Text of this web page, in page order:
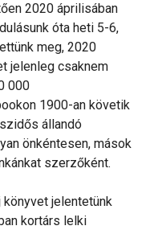
2020 áprilisában
óta heti 5-6,
meg, 2020
jelenleg csaknem
000
1900-an követik
állandó
önkéntesen, mások
szerzőként.
könyvet jelentetünk
kortárs lelki